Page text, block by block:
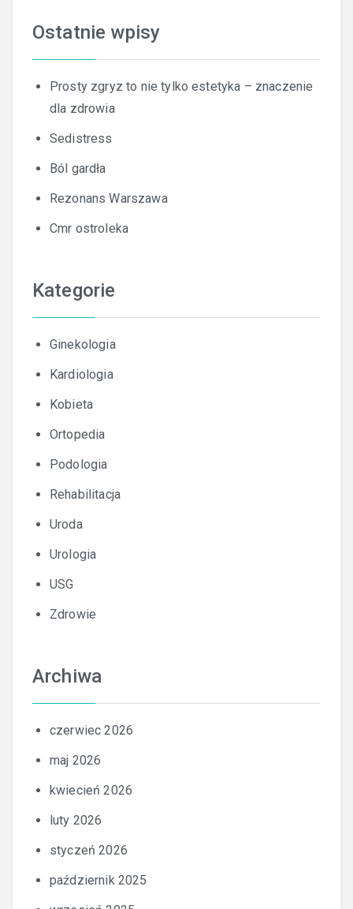
Ostatnie wpisy
Prosty zgryz to nie tylko estetyka – znaczenie
dla zdrowia
Sedistress
Ból gardła
Rezonans Warszawa
Cmr ostroleka
Kategorie
Ginekologia
Kardiologia
Kobieta
Ortopedia
Podologia
Rehabilitacja
Uroda
Urologia
USG
Zdrowie
Archiwa
czerwiec 2026
maj 2026
kwiecień 2026
luty 2026
styczeń 2026
październik 2025